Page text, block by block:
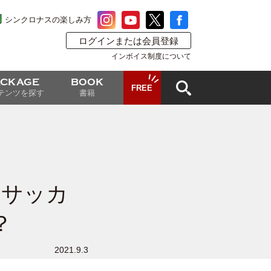
シンクロナスの楽しみ方
ログインまたは会員登録
インボイス制度について
ンツを探す
BOOK
書籍
FREE
ッカ
2021.9.3